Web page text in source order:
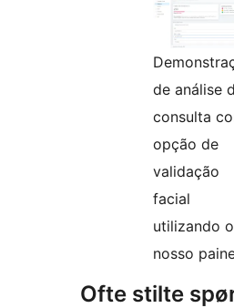
de análise
consulta
opção de
validação
facial
utilizando o
nosso
Ofte stilte